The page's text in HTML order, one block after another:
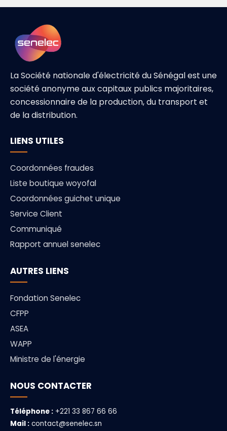
La Société nationale d'électricité du Sénégal est une
société anonyme aux capitaux publics majoritaires,
concessionnaire de la production, du transport et
de la distribution.
LIENS UTILES
Coordonnées fraudes
Liste boutique woyofal
Coordonnées guichet unique
Service Client
Communiqué
Rapport annuel senelec
AUTRES LIENS
Fondation Senelec
CFPP
ASEA
WAPP
Ministre de l'énergie
NOUS CONTACTER
Téléphone : +221 33 867 66 66
Mail : contact@senelec.sn